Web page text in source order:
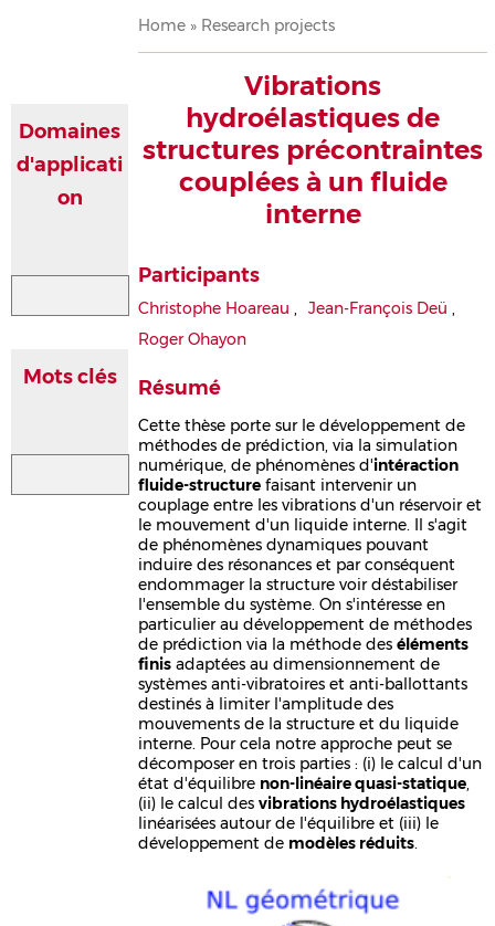
Breadcrumb
Home Research projects
Vibrations
hydroélastiques de
structures précontraintes
couplées à un fluide
interne
Participants
Christophe Hoareau , Jean-François Deü ,
Roger Ohayon
Résumé
Cette thèse porte sur le développement de
méthodes de prédiction, via la simulation
numérique, de phénomènes d'intéraction
fluide-structure faisant intervenir un
couplage entre les vibrations d'un réservoir et
le mouvement d'un liquide interne. Il s'agit
de phénomènes dynamiques pouvant
induire des résonances et par conséquent
endommager la structure voir déstabiliser
l'ensemble du système. On s'intéresse en
particulier au développement de méthodes
de prédiction via la méthode deséléments
finis adaptées au dimensionnement de
systèmes anti-vibratoires et anti-ballottants
destinés à limiter l'amplitude des
mouvements de la structure et du liquide
interne. Pour cela notre approche peut se
décomposer en trois parties : (i) le calcul d'un
état d'équilibre non-linéaire quasi-statique,
(ii) le calcul desvibrations hydroélastiques
linéarisées autour de l'équilibre et (iii) le
développement de modèles réduits.
Domaines
d'applicati
on
Mots clés